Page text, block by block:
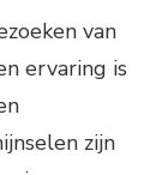
van
ervaring is
zijn